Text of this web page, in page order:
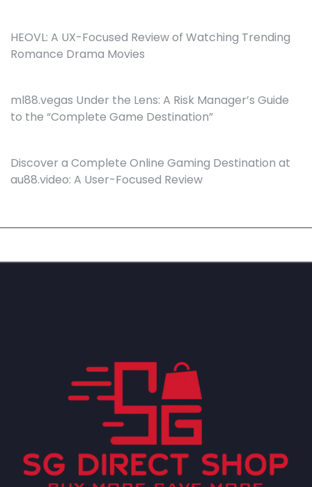
HEOVL: A UX-Focused Review of Watching Trending
Romance Drama Movies
ml88.vegas Under the Lens: A Risk Manager’s Guide
to the “Complete Game Destination”
Discover a Complete Online Gaming Destination at
au88.video: A User-Focused Review